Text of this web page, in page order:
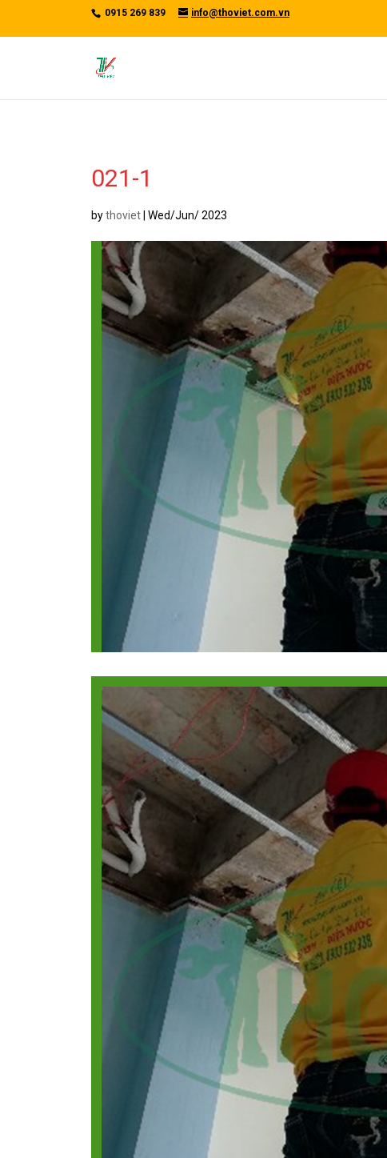
0915 269 839 info@thoviet.com.vn
021-1
bythoviet Wed/Jun/ 2023